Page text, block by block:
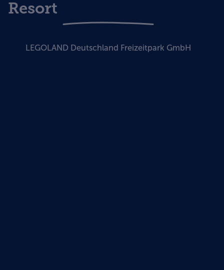
Resort
LEGOLAND Deutschland Freizeitpark GmbH